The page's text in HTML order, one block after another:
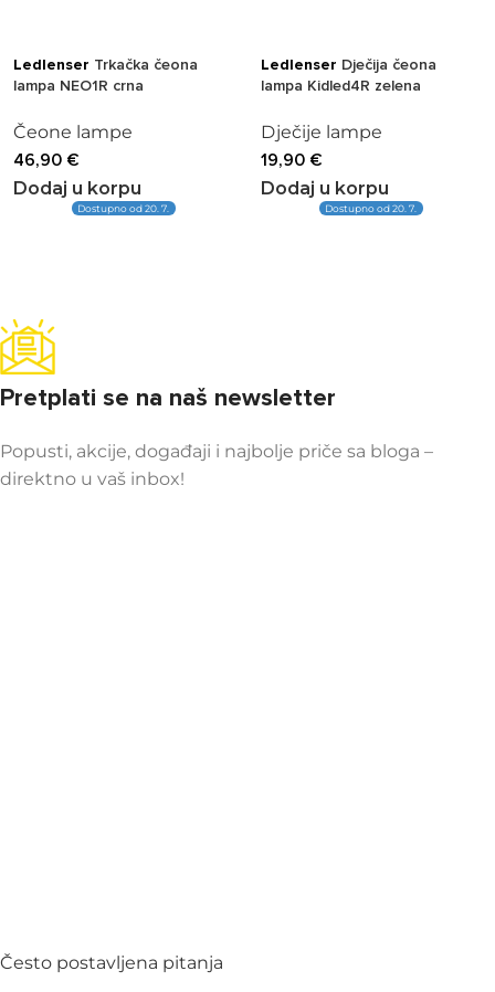
Dostupno od 20. 7.
Ledlenser Trkačka čeona
lampa NEO1R crna
Čeone lampe
46,90 €
Dodaj u korpu
Dostupno od 20. 7.
Ledlenser Dječija čeona
lampa Kidled4R zelena
Dječije lampe
19,90 €
Dodaj u korpu
Pretplati se na naš newsletter
Popusti, akcije, događaji i najbolje priče sa bloga –
direktno u vaš inbox!
Često postavljena pitanja